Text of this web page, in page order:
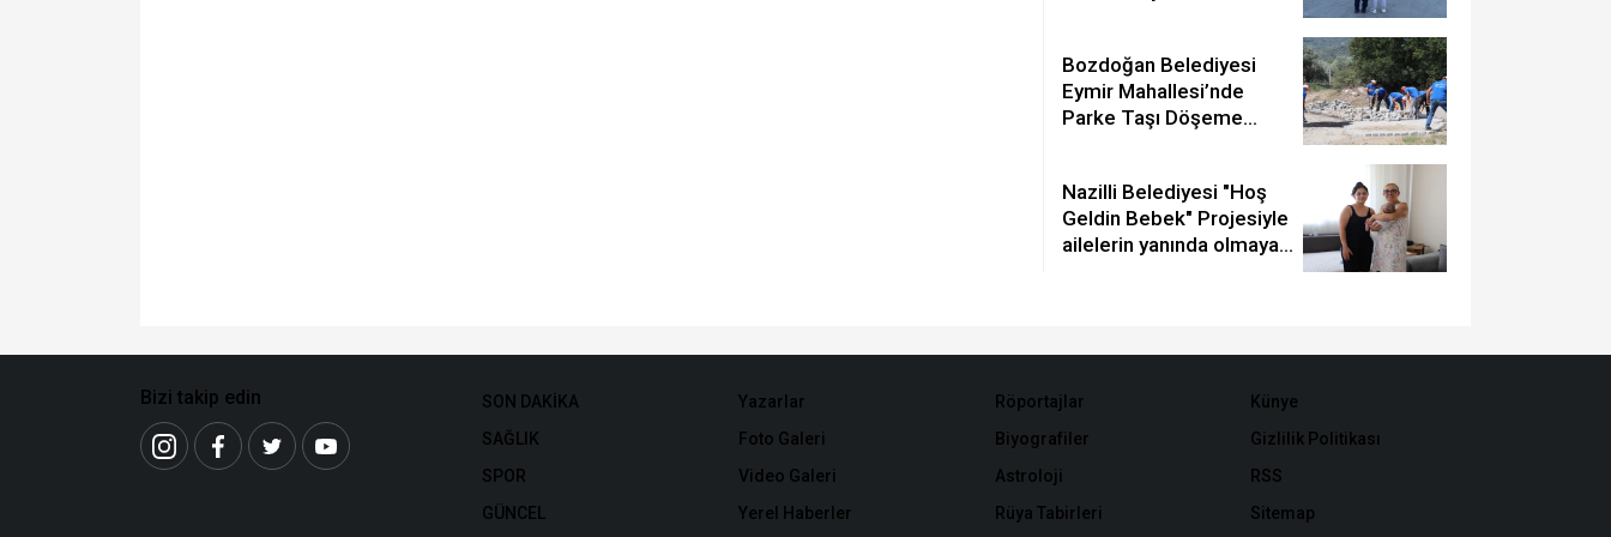
Bozdoğan Belediyesi
Eymir Mahallesi’nde
Parke Taşı Döşeme
Nazilli Belediyesi "Hoş
Geldin Bebek" Projesiyle
ailelerin yanında olmaya
Bizi takip edin
SON DAKİKA
SAĞLIK
SPOR
GÜNCEL
Yazarlar
Foto Galeri
Video Galeri
Yerel Haberler
Röportajlar
Biyografiler
Astroloji
Rüya Tabirleri
Künye
Gizlilik Politikası
RSS
Sitemap